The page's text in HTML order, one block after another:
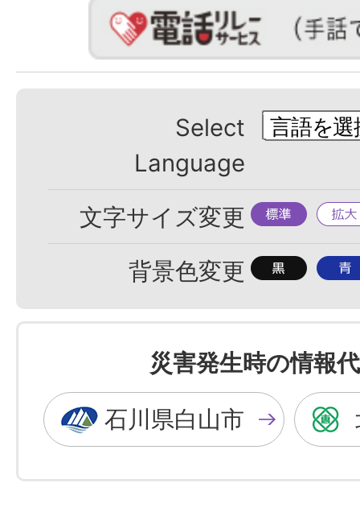
Select
Language
文字サイズ変更 標
準
拡
大
背景色変更 背
色
を
黒
色
に
背
色
を
青
色
に
災害発生時の情報
石川県白山市